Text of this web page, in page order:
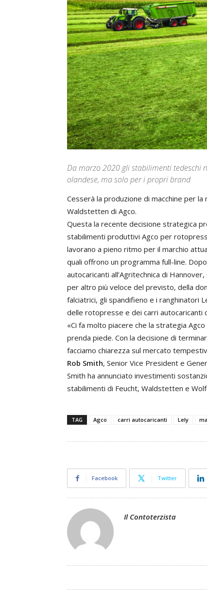
Da marzo 2020 gli stabilimenti
olandese, ma solo per i propri brand
Cesserà la produzione di macchine per
Waldstetten di Agco.
Questa la recente decisione strategica
stabilimenti produttivi Agco per
lavorano a pieno ritmo per il marchio
quali offrono un programma full-line.
autocaricanti all’Agritechnica di
per altro più veloce del previsto, della
falciatrici, gli spandifieno e i ranghinatori
delle rotopresse e dei carri autocaricanti
«Ci fa molto piacere che la strategia
prenda piede. Con la decisione di
facciamo chiarezza sul mercato
Rob Smith, Senior Vice President e
Smith ha annunciato investimenti
stabilimenti di Feucht, Waldstetten e
TAG Agco carri autocaricanti Lely
Facebook Twitter
Il Contoterzista